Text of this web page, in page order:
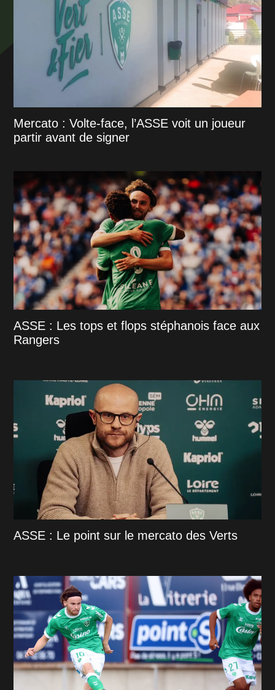
Mercato : Volte-face, l’ASSE voit un joueur
partir avant de signer
ASSE : Les tops et flops stéphanois face aux
Rangers
ASSE : Le point sur le mercato des Verts